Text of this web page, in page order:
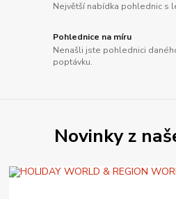
Největší nabídka pohlednic s
Pohlednice na míru
Nenašli jste pohlednici
poptávku.
Novinky z